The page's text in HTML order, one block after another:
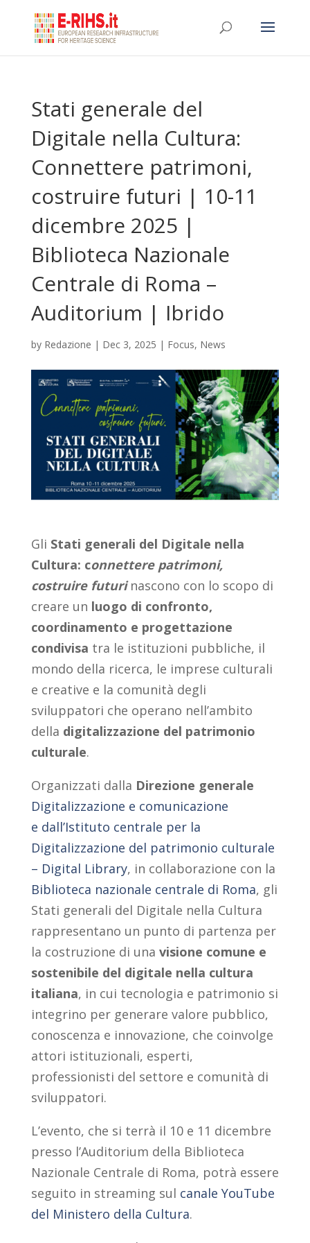
Stati generale del
Digitale nella Cultura:
Connettere patrimoni,
costruire futuri | 10-11
dicembre 2025 |
Biblioteca Nazionale
Centrale di Roma –
Auditorium | Ibrido
by Redazione | Dec 3, 2025 | Focus, News
Gli Stati generali del Digitale nella
Cultura: connettere patrimoni,
costruire futurinascono con lo scopo di
creare un luogo di confronto,
coordinamento e progettazione
condivisa tra le istituzioni pubbliche, il
mondo della ricerca, le imprese culturali
e creative e la comunità degli
sviluppatori che operano nell’ambito
della digitalizzazione del patrimonio
culturale.
Organizzati dalla Direzione generale
Digitalizzazione e comunicazione
e dall’Istituto centrale per la
Digitalizzazione del patrimonio culturale
– Digital Library, in collaborazione con la
Biblioteca nazionale centrale di Roma, gli
Stati generali del Digitale nella Cultura
rappresentano un punto di partenza per
la costruzione di una visione comune e
sostenibile del digitale nella cultura
italiana, in cui tecnologia e patrimonio si
integrino per generare valore pubblico,
conoscenza e innovazione, che coinvolge
attori istituzionali, esperti,
professionisti del settore e comunità di
sviluppatori.
L’evento, che si terrà il 10 e 11 dicembre
presso l’Auditorium della Biblioteca
Nazionale Centrale di Roma, potrà essere
seguito in streaming sul canale YouTube
del Ministero della Cultura.